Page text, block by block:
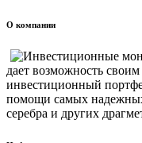
О компании
дает возможность
инвестиционный
помощи самых
серебра и других